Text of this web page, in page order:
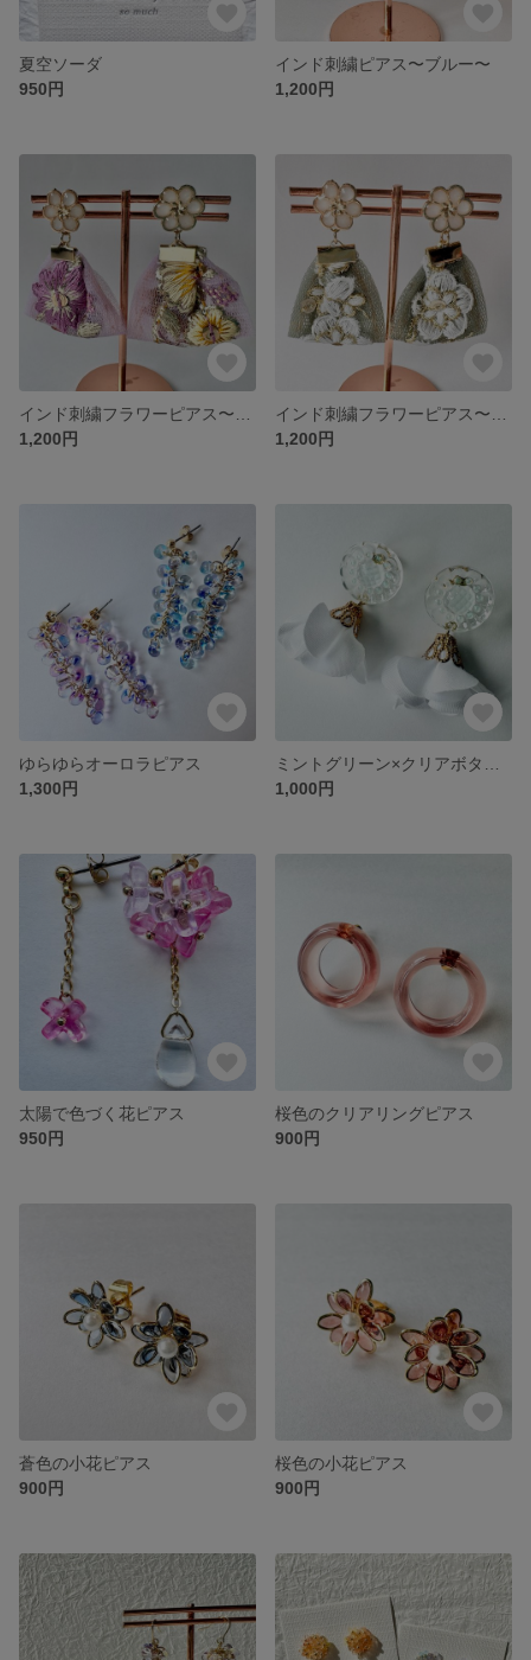
夏空ソーダ
950円
インド刺繍ピアス〜ブルー〜
1,200円
1,200円
1,200円
ゆらゆらオーロラピアス
1,300円
1,000円
太陽で色づく花ピアス
950円
桜色のクリアリングピアス
900円
蒼色の小花ピアス
900円
桜色の小花ピアス
900円